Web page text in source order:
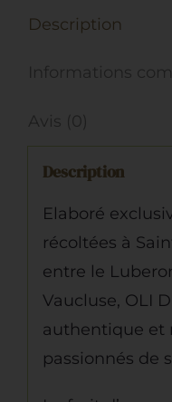
l'olive
Description
Description
Elaboré
récoltées à
entre le
Vaucluse, OLI
authentique et
passionnés de